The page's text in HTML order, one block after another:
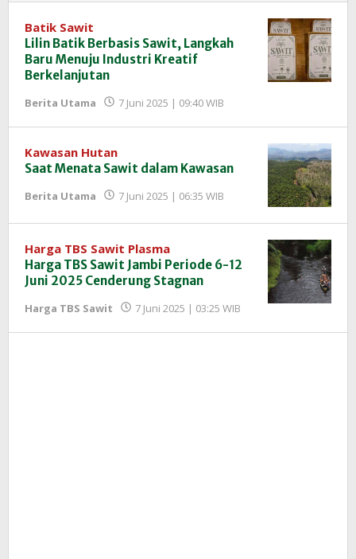
Batik Sawit
Lilin Batik Berbasis Sawit, Langkah
Baru Menuju Industri Kreatif
Berkelanjutan
Berita Utama 7 Juni 2025 | 09:40 WIB
InfoSAWIT
Kawasan Hutan
Saat Menata Sawit dalam Kawasan
Berita Utama 7 Juni 2025 | 06:35 WIB
Redaksi
InfoSAWIT
Harga TBS Sawit Plasma
Harga TBS Sawit Jambi Periode 6-12
Juni 2025 Cenderung Stagnan
Harga TBS Sawit 7 Juni 2025 | 03:25 WIB
oleh
InfoSAWIT